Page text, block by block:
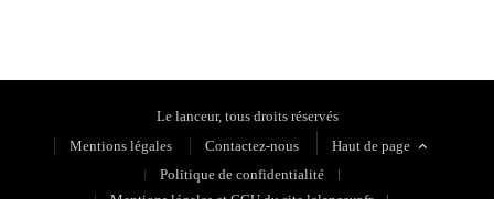
Le lanceur, tous droits réservés
Mentions légales
Contactez-nous
Haut de page
Politique de confidentialité